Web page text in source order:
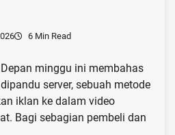
6 Min Read
minggu ini membahas
server, sebuah metode
iklan ke dalam video
Bagi sebagian pembeli dan